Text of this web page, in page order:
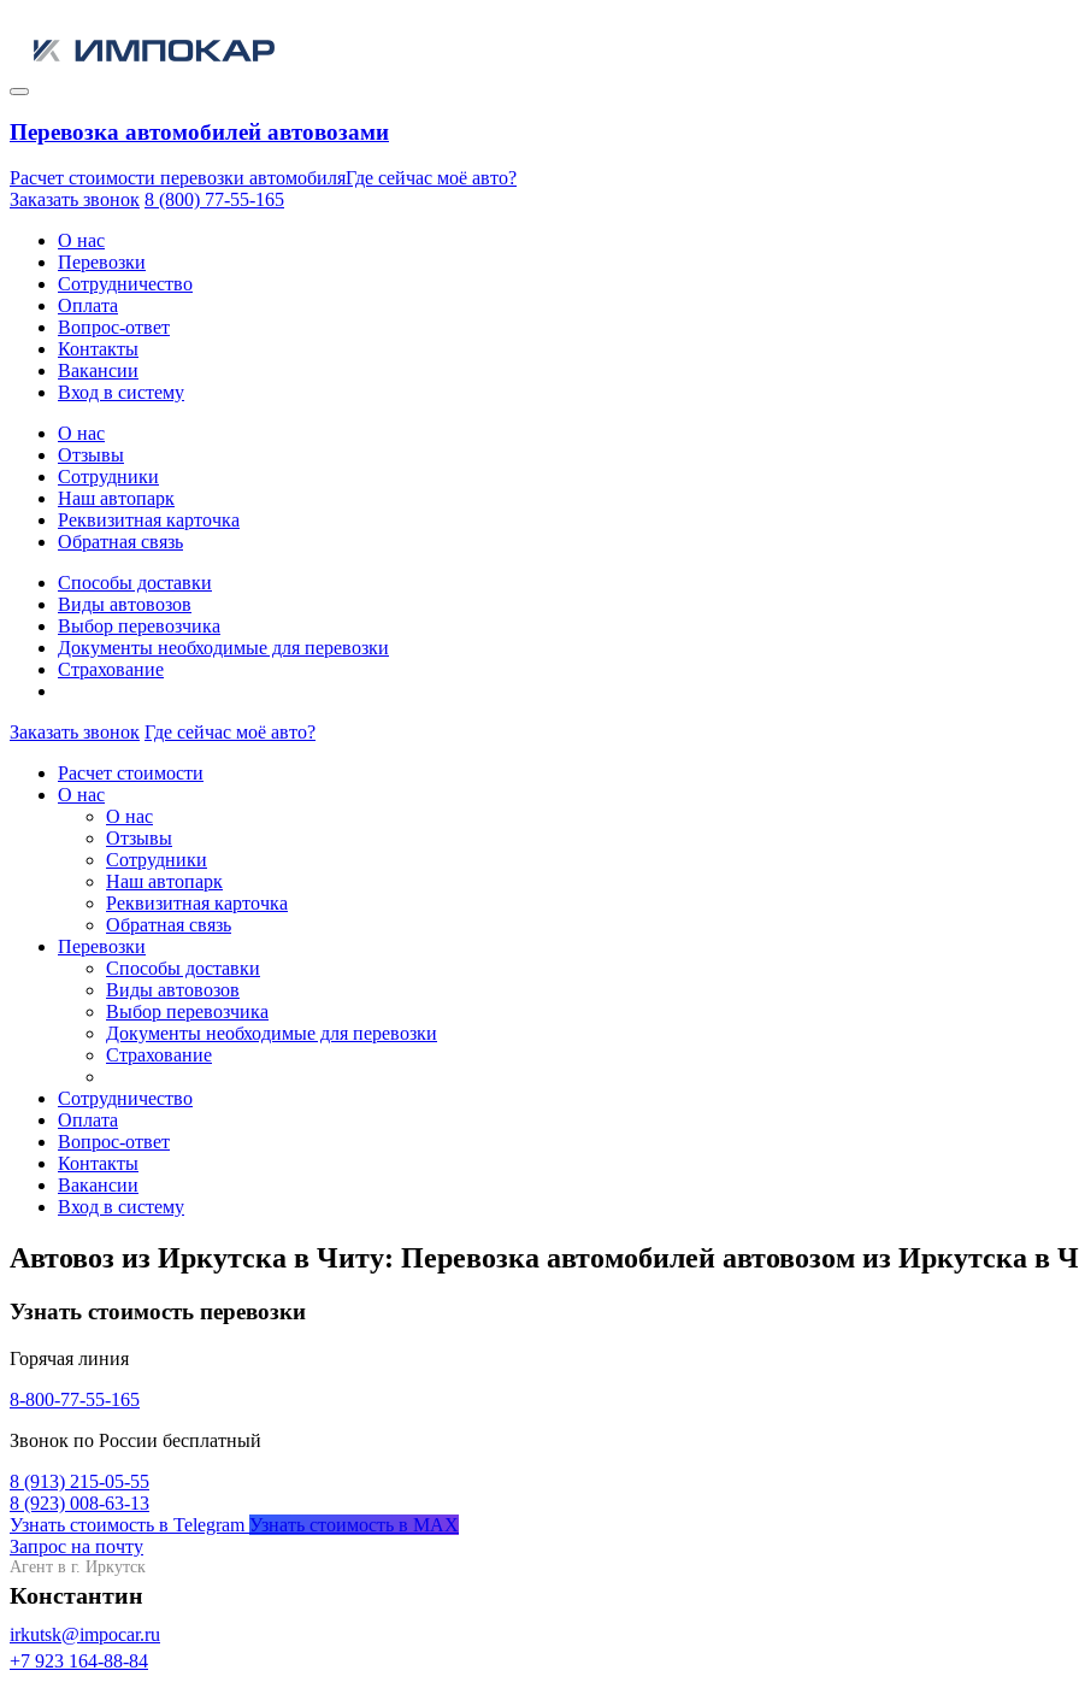
Перевозка автомобилей автовозами
Расчет стоимости перевозки автомобиляГде сейчас моё авто?
Заказать звонок 8 (800) 77-55-165
О нас
Перевозки
Сотрудничество
Оплата
Вопрос-ответ
Контакты
Вакансии
Вход в систему
О нас
Отзывы
Сотрудники
Наш автопарк
Реквизитная карточка
Обратная связь
Способы доставки
Виды автовозов
Выбор перевозчика
Документы необходимые для перевозки
Страхование
Заказать звонок Где сейчас моё авто?
Расчет стоимости
О нас
О нас
Отзывы
Сотрудники
Наш автопарк
Реквизитная карточка
Обратная связь
Перевозки
Способы доставки
Виды автовозов
Выбор перевозчика
Документы необходимые для перевозки
Страхование
Сотрудничество
Оплата
Вопрос-ответ
Контакты
Вакансии
Вход в систему
Автовоз из Иркутска в Читу: Перевозка автомобилей автовозом из Иркутска в
Узнать стоимость перевозки
Горячая линия
8-800-77-55-165
Звонок по России бесплатный
8 (913) 215-05-55
8 (923) 008-63-13
Узнать стоимость в Telegram Узнать стоимость в MAX
Запрос на почту
Агент в г. Иркутск
Константин
irkutsk@impocar.ru
+7 923 164-88-84